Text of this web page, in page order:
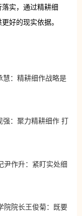
实，通过精耕细
好的现实依据。
慧：精耕细作战略是
：聚力精耕细作 打
尹作升：紧盯实处细
院院长王俊菊：既要